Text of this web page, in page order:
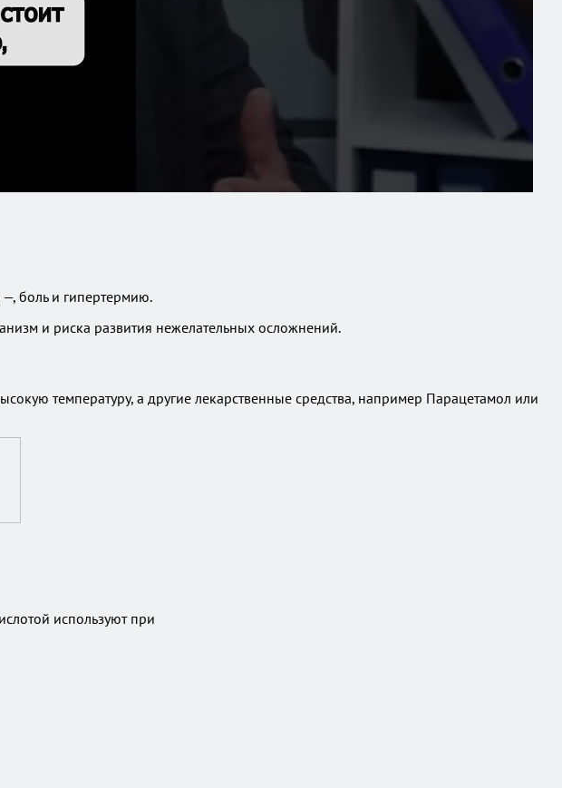
боль и гипертермию.
и риска развития нежелательных осложнений.
температуру, а другие лекарственные средства, например Парацетамол или